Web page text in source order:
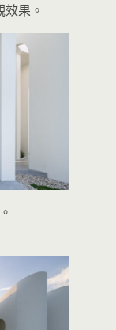
果。